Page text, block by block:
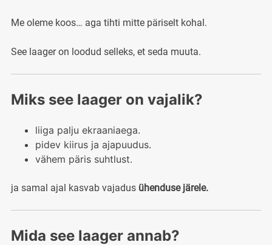
Me oleme koos… aga tihti mitte päriselt kohal.
See laager on loodud selleks, et seda muuta.
Miks see laager on vajalik?
liiga palju ekraaniaega.
pidev kiirus ja ajapuudus.
vähem päris suhtlust.
ja samal ajal kasvab vajadus ühenduse järele.
Mida see laager annab?